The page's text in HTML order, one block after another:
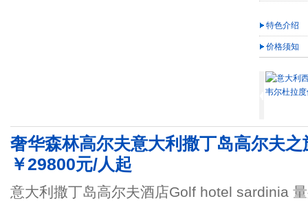
特色介绍
价格须知
奢华森林高尔夫意大利撒丁岛高尔夫
￥29800元/人起
意大利撒丁岛高尔夫酒店Golf hotel sardinia